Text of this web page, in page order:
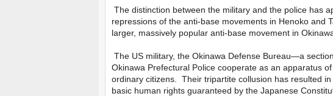
The distinction between the military and the police has
repressions of the anti-base movements in Henoko and
larger, massively popular anti-base movement in
The US military, the Okinawa Defense Bureau—a
Okinawa Prefectural Police cooperate as an apparatus
ordinary citizens. Their tripartite collusion has resulted
basic human rights guaranteed by the Japanese